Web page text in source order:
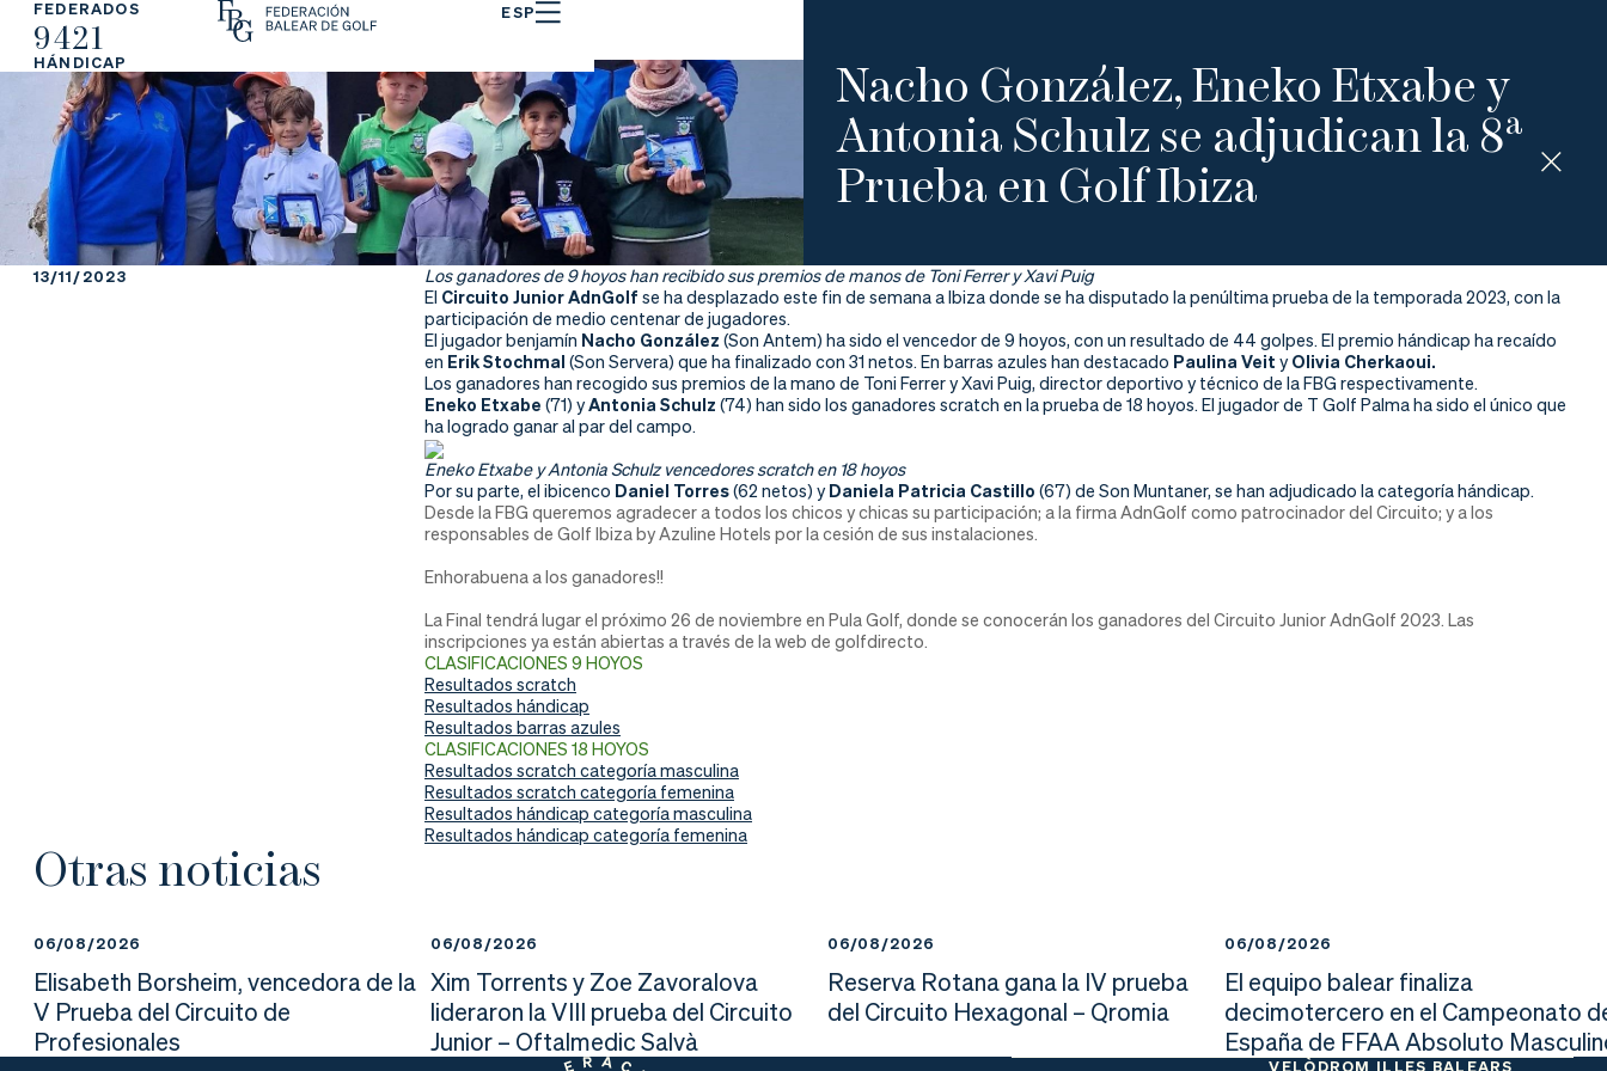
FEDERADOS
9421
HÁNDICAP
ESP
La
Fe
de
ra
ci
Fe
de
ra
rs
e
Ju
ga
r
Nacho González, Eneko Etxabe y
Antonia Schulz se adjudican la 8ª
Prueba en Golf Ibiza
13/11/2023
Los ganadores de 9 hoyos han recibido sus premios de manos de Toni Ferrer y Xavi Puig
El Circuito Junior AdnGolf se ha desplazado este fin de semana a Ibiza donde se ha disputado la penúltima prueba de la temporada 2023, con la
participación de medio centenar de jugadores.
El jugador benjamín Nacho González (Son Antem) ha sido el vencedor de 9 hoyos, con un resultado de 44 golpes. El premio hándicap ha recaído
en Erik Stochmal (Son Servera) que ha finalizado con 31 netos. En barras azules han destacado Paulina Veit y Olivia Cherkaoui.
Los ganadores han recogido sus premios de la mano de Toni Ferrer y Xavi Puig, director deportivo y técnico de la FBG respectivamente.
Eneko Etxabe (71) yAntonia Schulz (74) han sido los ganadores scratch en la prueba de 18 hoyos. El jugador de T Golf Palma ha sido el único que
ha logrado ganar al par del campo.
Eneko Etxabe y Antonia Schulz vencedores scratch en 18 hoyos
Por su parte, el ibicenco Daniel Torres(62 netos) y Daniela Patricia Castillo (67) de Son Muntaner, se han adjudicado la categoría hándicap.
Desde la FBG queremos agradecer a todos los chicos y chicas su participación; a la firma AdnGolf como patrocinador del Circuito; y a los
responsables de Golf Ibiza by Azuline Hotels por la cesión de sus instalaciones.
Enhorabuena a los ganadores!!
La Final tendrá lugar el próximo 26 de noviembre en Pula Golf, donde se conocerán los ganadores del Circuito Junior AdnGolf 2023. Las
inscripciones ya están abiertas a través de la web de golfdirecto.
CLASIFICACIONES 9 HOYOS
Resultados scratch
Resultados hándicap
Resultados barras azules
CLASIFICACIONES 18 HOYOS
Resultados scratch categoría masculina
Resultados scratch categoría femenina
Resultados hándicap categoría masculina
Resultados hándicap categoría femenina
Otras noticias
06/08/2026
Elisabeth Borsheim, vencedora de la
V Prueba del Circuito de
Profesionales
06/08/2026
Xim Torrents y Zoe Zavoralova
lideraron la VIII prueba del Circuito
Junior – Oftalmedic Salvà
06/08/2026
Reserva Rotana gana la IV prueba
del Circuito Hexagonal – Qromia
06/08/2026
El equipo balear finaliza
decimotercero en el Campeonato
España de FFAA Absoluto
VELÒDROM ILLES BALEARS